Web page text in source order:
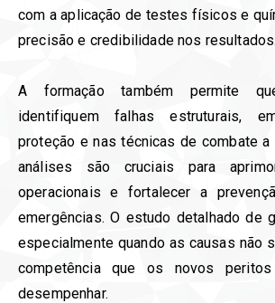
com a aplicação de testes físicos e
precisão e credibilidade nos
A formação também permite
identifiquem falhas estruturais,
proteção e nas técnicas de combate a
análises são cruciais para
operacionais e fortalecer a
emergências. O estudo detalhado de
especialmente quando as causas não
competência que os novos
desempenhar.